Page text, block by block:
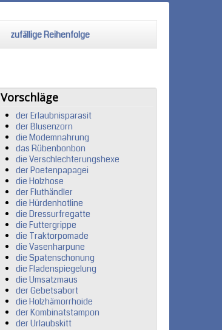
zufällige Reihenfolge
Vorschläge
der Erlaubnisparasit
der Blusenzorn
die Modemnahrung
das Rübenbonbon
die Verschlechterungshexe
der Poetenpapagei
die Holzhose
der Fluthändler
die Hürdenhotline
die Dressurfregatte
die Futtergrippe
die Traktorpomade
die Vasenharpune
die Spatenschonung
die Fladenspiegelung
die Umsatzmaus
der Gebetsabort
die Holzhämorrhoide
der Kombinatstampon
der Urlaubskitt